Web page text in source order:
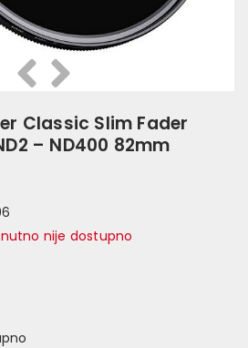
PrethodnaSlijedeća
Classic Slim Fader
– ND400 82mm
nije dostupno